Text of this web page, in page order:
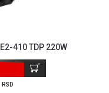
410 TDP 220W